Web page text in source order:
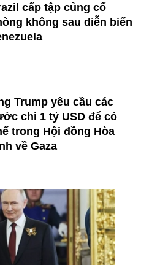
cấp tập củng cố
không sau diễn biến
Trump yêu cầu các
chi 1 tỷ USD để có
trong Hội đồng Hòa
về Gaza